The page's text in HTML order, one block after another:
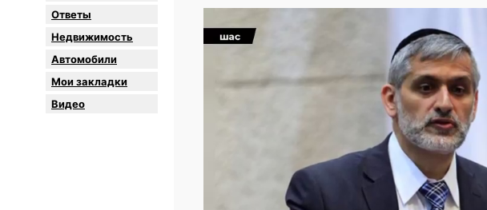
Oтветы
Недвижимость
Автомобили
Мои закладки
Видео